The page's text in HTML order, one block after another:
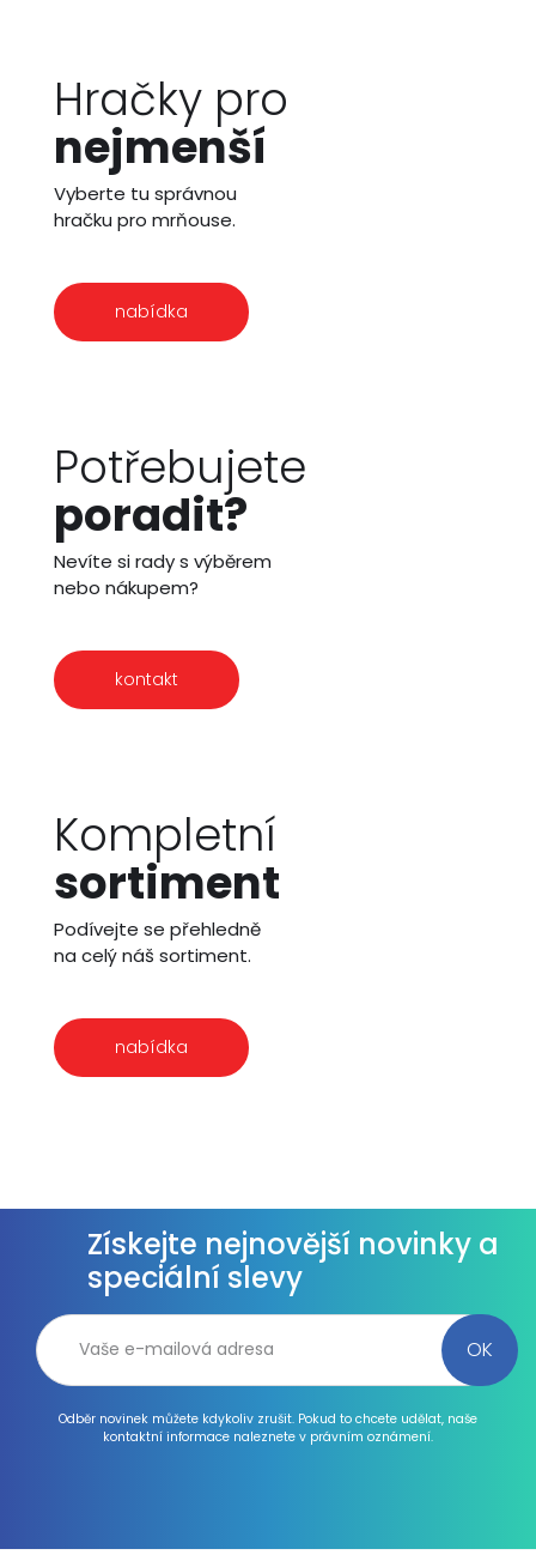
Hračky pro
nejmenší
Vyberte tu správnou
hračku pro mrňouse.
nabídka
Potřebujete
poradit?
Nevíte si rady s výběrem
nebo nákupem?
kontakt
Kompletní
sortiment
Podívejte se přehledně
na celý náš sortiment.
nabídka
Získejte nejnovější novinky a
speciální slevy
Odběr novinek můžete kdykoliv zrušit. Pokud to chcete udělat, naše
kontaktní informace naleznete v právním oznámení.